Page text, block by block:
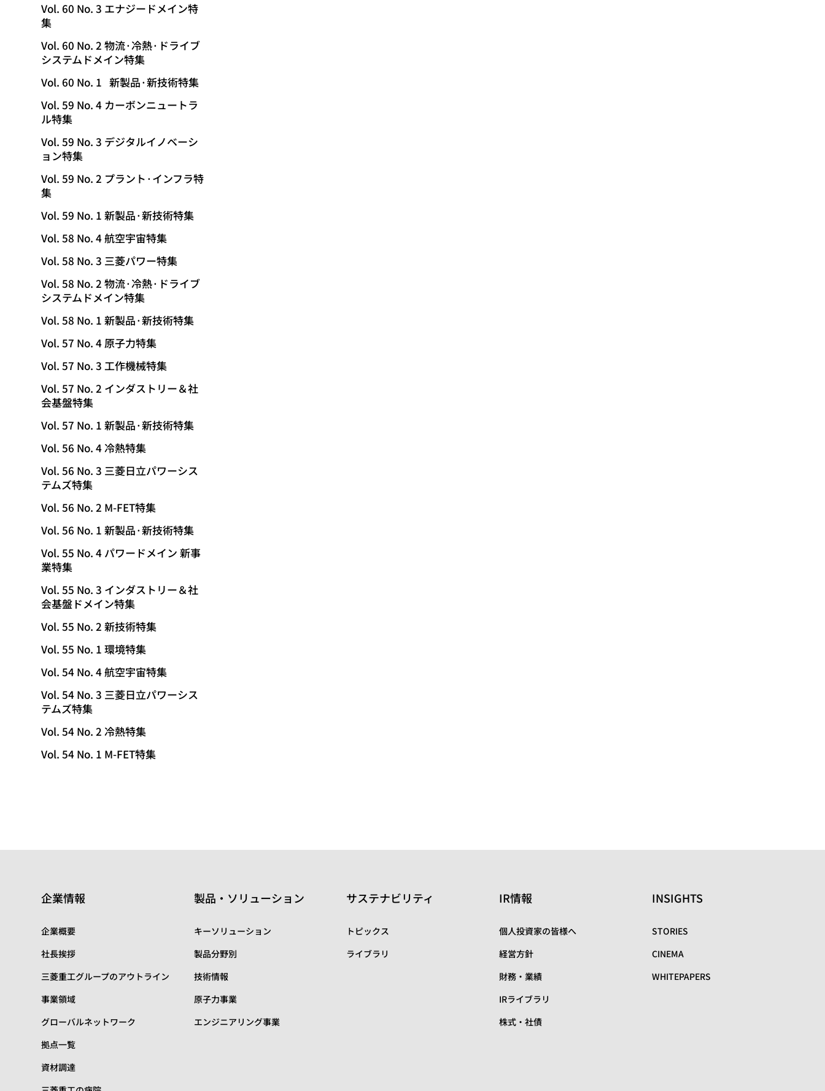
Vol. 60 No. 3 エナジードメイン特
集
Vol. 60 No. 2 物流·冷熱·ドライブ
システムドメイン特集
Vol. 60 No. 1 新製品·新技術特集
Vol. 59 No. 4 カーボンニュートラ
ル特集
Vol. 59 No. 3 デジタルイノベーシ
ョン特集
Vol. 59 No. 2 プラント·インフラ特
集
Vol. 59 No. 1 新製品·新技術特集
Vol. 58 No. 4 航空宇宙特集
Vol. 58 No. 3 三菱パワー特集
Vol. 58 No. 2 物流·冷熱·ドライブ
システムドメイン特集
Vol. 58 No. 1 新製品·新技術特集
Vol. 57 No. 4 原子力特集
Vol. 57 No. 3 工作機械特集
Vol. 57 No. 2 インダストリー＆社
会基盤特集
Vol. 57 No. 1 新製品·新技術特集
Vol. 56 No. 4 冷熱特集
Vol. 56 No. 3 三菱日立パワーシス
テムズ特集
Vol. 56 No. 2 M-FET特集
Vol. 56 No. 1 新製品·新技術特集
Vol. 55 No. 4 パワードメイン 新事
業特集
Vol. 55 No. 3 インダストリー＆社
会基盤ドメイン特集
Vol. 55 No. 2 新技術特集
Vol. 55 No. 1 環境特集
Vol. 54 No. 4 航空宇宙特集
Vol. 54 No. 3 三菱日立パワーシス
テムズ特集
Vol. 54 No. 2 冷熱特集
Vol. 54 No. 1 M-FET特集
企業情報
企業概要
社長挨拶
三菱重工グループのアウトライン
事業領域
グローバルネットワーク
拠点一覧
資材調達
製品・ソリューション
キーソリューション
製品分野別
技術情報
原子力事業
エンジニアリング事業
サステナビリティ
トピックス
ライブラリ
IR情報
個人投資家の皆様へ
経営方針
財務・業績
IRライブラリ
株式・社債
INSIGHTS
STORIES
CINEMA
WHITEPAPERS